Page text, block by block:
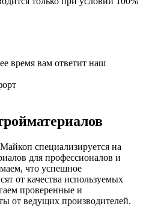
время вам ответит наш
специализируется на
для профессионалов и
что успешное
от качества используемых
проверенные и
от ведущих производителей.